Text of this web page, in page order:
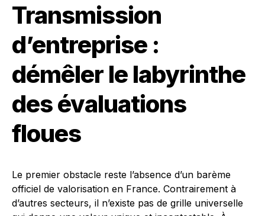
Transmission
d’entreprise :
démêler le labyrinthe
des évaluations
floues
Le premier obstacle reste l’absence d’un barème
officiel de valorisation en France. Contrairement à
d’autres secteurs, il n’existe pas de grille universelle